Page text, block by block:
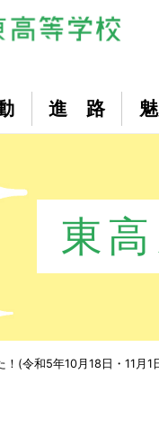
進 路
東
(令和5年10月18日・11月1